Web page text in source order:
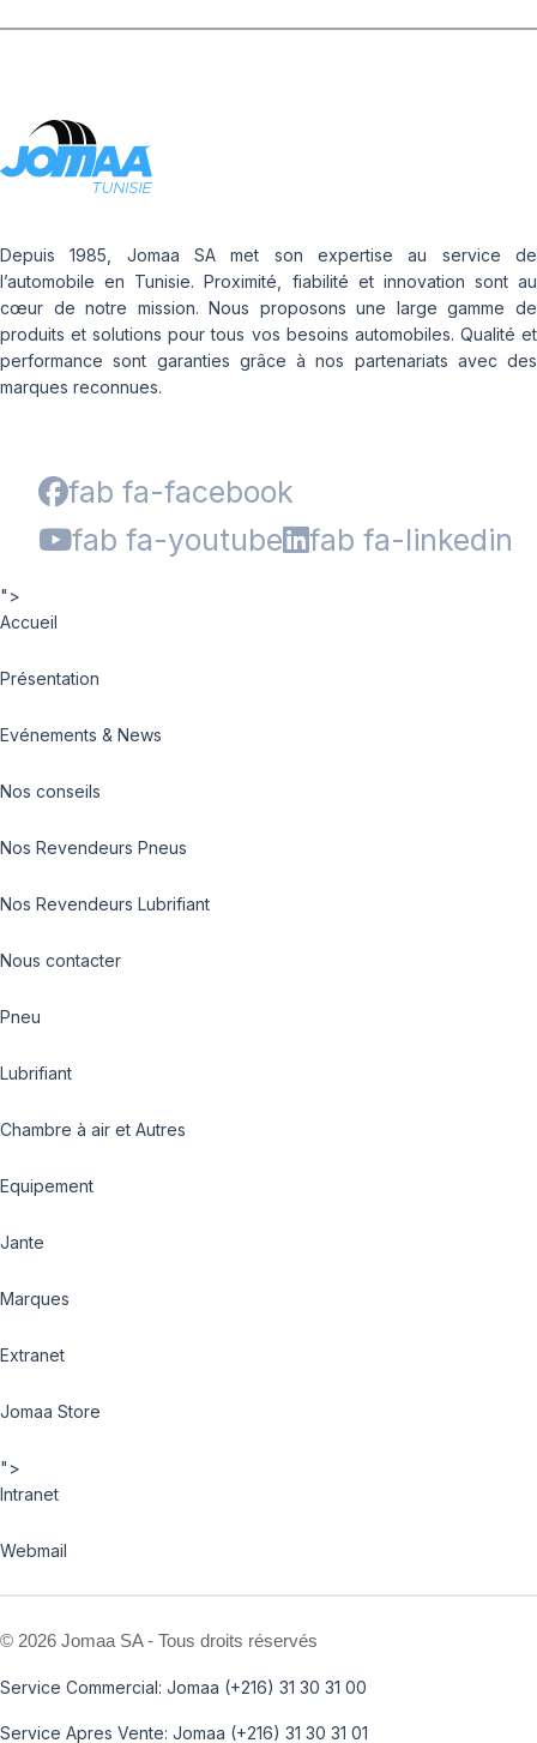
Depuis 1985, Jomaa SA met son expertise au service de
l’automobile en Tunisie. Proximité, fiabilité et innovation sont au
cœur de notre mission. Nous proposons une large gamme de
produits et solutions pour tous vos besoins automobiles. Qualité et
performance sont garanties grâce à nos partenariats avec des
marques reconnues.
fab fa-facebook
fab fa-youtube
fab fa-linkedin
">
Accueil
Présentation
Evénements & News
Nos conseils
Nos Revendeurs Pneus
Nos Revendeurs Lubrifiant
Nous contacter
Pneu
Lubrifiant
Chambre à air et Autres
Equipement
Jante
Marques
Extranet
Jomaa Store
">
Intranet
Webmail
© 2026 Jomaa SA - Tous droits réservés
Service Commercial: Jomaa (+216) 31 30 31 00
Service Apres Vente: Jomaa (+216) 31 30 31 01